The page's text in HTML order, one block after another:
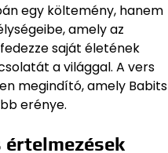
egy költemény, hanem
amely az
saját életének
a világgal. A vers
megindító, amely Babits
erénye.